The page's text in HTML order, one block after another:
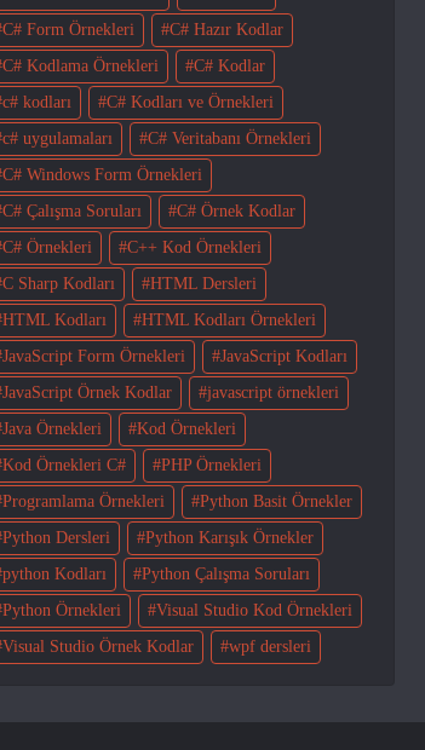
C# Form Örnekleri
C# Hazır Kodlar
C# Kodlama Örnekleri
C# Kodlar
c# kodları
C# Kodları ve Örnekleri
c# uygulamaları
C# Veritabanı Örnekleri
C# Windows Form Örnekleri
C# Çalışma Soruları
C# Örnek Kodlar
C# Örnekleri
C++ Kod Örnekleri
C Sharp Kodları
HTML Dersleri
HTML Kodları
HTML Kodları Örnekleri
JavaScript Form Örnekleri
JavaScript Kodları
JavaScript Örnek Kodlar
javascript örnekleri
Java Örnekleri
Kod Örnekleri
Kod Örnekleri C#
PHP Örnekleri
Programlama Örnekleri
Python Basit Örnekler
Python Dersleri
Python Karışık Örnekler
python Kodları
Python Çalışma Soruları
Python Örnekleri
Visual Studio Kod Örnekleri
Visual Studio Örnek Kodlar
wpf dersleri